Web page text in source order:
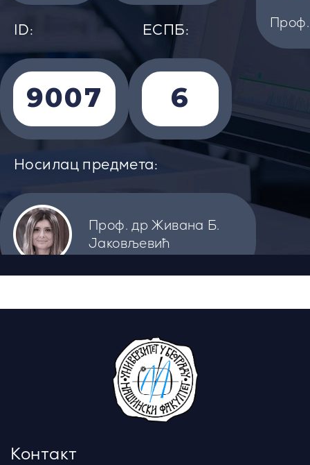
ID:
9007
EСПБ:
6
Носилац предмета:
Проф. др Живана Б.
Јаковљевић
Проф. др Живана Б.
Јаковљевић
Контакт